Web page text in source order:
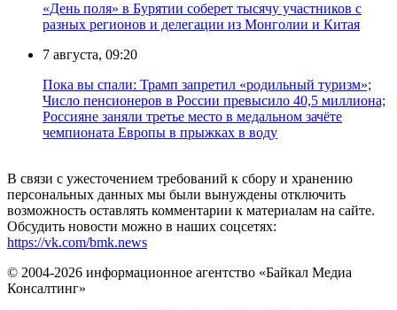
«День поля» в Бурятии соберет тысячу участников с
разных регионов и делегации из Монголии и Китая
7 августа, 09:20
Пока вы спали: Трамп запретил «родильный туризм»;
Число пенсионеров в России превысило 40,5 миллиона;
Россияне заняли третье место в медальном зачёте
чемпионата Европы в прыжках в воду
В связи с ужесточением требований к сбору и хранению
персональных данных мы были вынуждены отключить
возможность оставлять комментарии к материалам на сайте.
Обсудить новости можно в наших соцсетях:
https://vk.com/bmk.news
© 2004-2026 информационное агентство «Байкал Медиа
Консалтинг»